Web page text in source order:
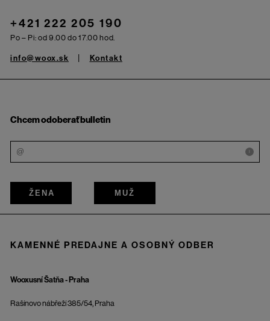
+421 222 205 190
Po – Pi: od 9.00 do 17.00 hod.
info@woox.sk Kontakt
Chcem odoberať bulletin
i
ŽENA MUŽ
KAMENNÉ PREDAJNE A OSOBNÝ ODBER
Wooxusní Šatňa - Praha
Rašínovo nábřeží 385/54, Praha